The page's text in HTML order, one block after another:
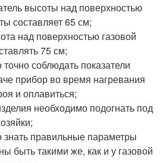
высоты над поверхностью
составляет 65 см;
над поверхностью газовой
75 см;
соблюдать показатели
прибор во время нагревания
и оплавиться;
необходимо подогнать под
знать правильные параметры
быть такими же, как и у газовой